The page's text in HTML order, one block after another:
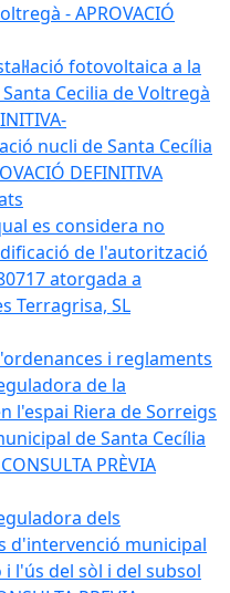
- APROVACIÓ
fotovoltaica a la
Cecilia de Voltregà
nucli de Santa Cecília
DEFINITIVA
es considera no
de l'autorització
atorgada a
Terragrisa, SL
i reglaments
de la
l'espai Riera de Sorreigs
de Santa Cecília
PRÈVIA
dels
d'intervenció municipal
l'ús del sòl i del subsol